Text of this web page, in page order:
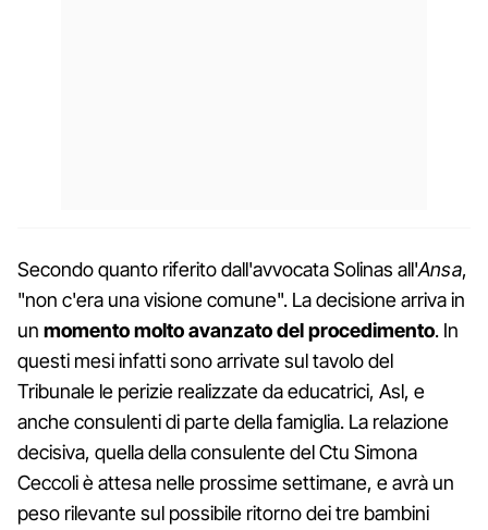
Secondo quanto riferito dall'avvocata Solinas all'Ansa,
"non c'era una visione comune". La decisione arriva in
un momento molto avanzato del procedimento. In
questi mesi infatti sono arrivate sul tavolo del
Tribunale le perizie realizzate da educatrici, Asl, e
anche consulenti di parte della famiglia. La relazione
decisiva, quella della consulente del Ctu Simona
Ceccoli è attesa nelle prossime settimane, e avrà un
peso rilevante sul possibile ritorno dei tre bambini